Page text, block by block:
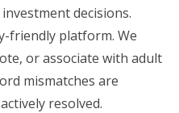
decisions.
friendly platform. We
or associate with adult
mismatches are
resolved.